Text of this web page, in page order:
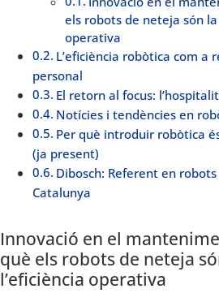
els robots de neteja són la
operativa
L’eficiència robòtica com a
personal
El retorn al focus:
Notícies i tendències en
Per què introduir robòtica
(ja present)
Dibosch: Referent en
Catalunya
Innovació en el
què els robots de neteja
l’eficiència operativa